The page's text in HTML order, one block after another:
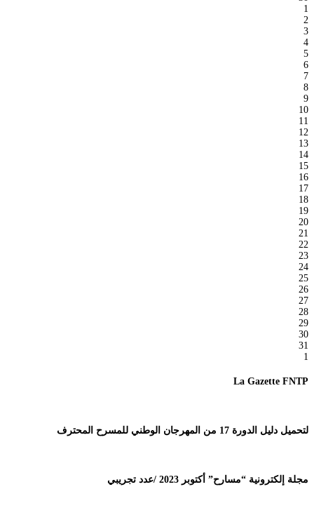
1
2
3
4
5
6
7
8
9
10
11
12
13
14
15
16
17
18
19
20
21
22
23
24
25
26
27
28
29
30
31
1
La Gazette FNTP
لتحميل دليل الدورة 17 من المهرجان الوطني للمسرح المحترف
مجلة إلكترونية “مسارح” أكتوبر 2023 /عدد تجريبي